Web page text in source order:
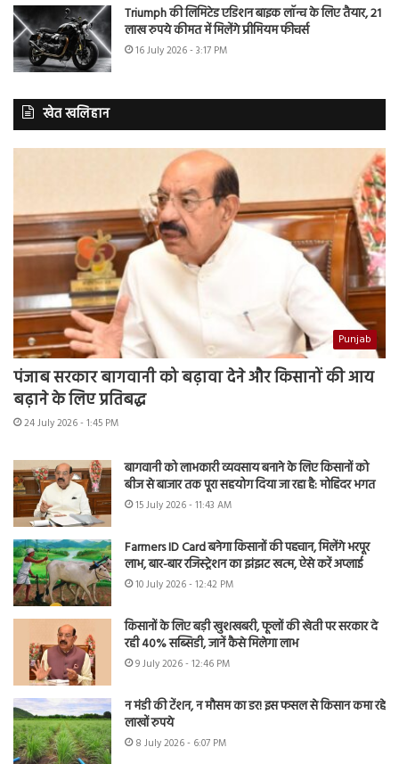
Triumph की लिमिटेड एडिशन बाइक लॉन्च के लिए तैयार, 21
लाख रुपये कीमत में मिलेंगे प्रीमियम फीचर्स
16 July 2026 - 3:17 PM
खेत खलिहान
Punjab
पंजाब सरकार बागवानी को बढ़ावा देने और किसानों की आय
बढ़ाने के लिए प्रतिबद्ध
24 July 2026 - 1:45 PM
बागवानी को लाभकारी व्यवसाय बनाने के लिए किसानों को
बीज से बाजार तक पूरा सहयोग दिया जा रहा है: मोहिंदर भगत
15 July 2026 - 11:43 AM
Farmers ID Card बनेगा किसानों की पहचान, मिलेंगे भरपूर
लाभ, बार-बार रजिस्ट्रेशन का झंझट खत्म, ऐसे करें अप्लाई
10 July 2026 - 12:42 PM
किसानों के लिए बड़ी खुशखबरी, फूलों की खेती पर सरकार दे
रही 40% सब्सिडी, जानें कैसे मिलेगा लाभ
9 July 2026 - 12:46 PM
न मंडी की टेंशन, न मौसम का डर! इस फसल से किसान कमा रहे
लाखों रुपये
8 July 2026 - 6:07 PM